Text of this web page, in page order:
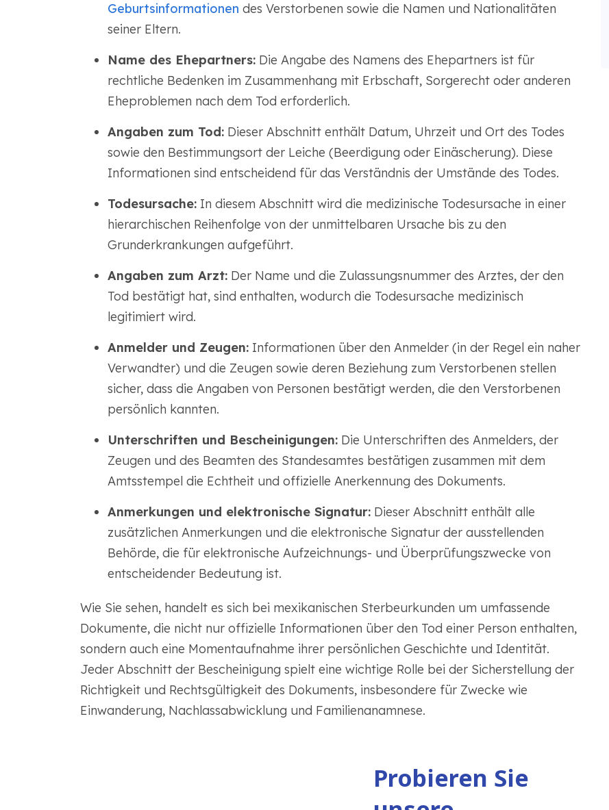
Geburtsinformationen des Verstorbenen sowie die Namen und Nationalitäten
seiner Eltern.
Name des Ehepartners:Die Angabe des Namens des Ehepartners ist für
rechtliche Bedenken im Zusammenhang mit Erbschaft, Sorgerecht oder anderen
Eheproblemen nach dem Tod erforderlich.
Angaben zum Tod:Dieser Abschnitt enthält Datum, Uhrzeit und Ort des Todes
sowie den Bestimmungsort der Leiche (Beerdigung oder Einäscherung). Diese
Informationen sind entscheidend für das Verständnis der Umstände des Todes.
Todesursache:In diesem Abschnitt wird die medizinische Todesursache in einer
hierarchischen Reihenfolge von der unmittelbaren Ursache bis zu den
Grunderkrankungen aufgeführt.
Angaben zum Arzt:Der Name und die Zulassungsnummer des Arztes, der den
Tod bestätigt hat, sind enthalten, wodurch die Todesursache medizinisch
legitimiert wird.
Anmelder und Zeugen:Informationen über den Anmelder (in der Regel ein naher
Verwandter) und die Zeugen sowie deren Beziehung zum Verstorbenen stellen
sicher, dass die Angaben von Personen bestätigt werden, die den Verstorbenen
persönlich kannten.
Unterschriften und Bescheinigungen:Die Unterschriften des Anmelders, der
Zeugen und des Beamten des Standesamtes bestätigen zusammen mit dem
Amtsstempel die Echtheit und offizielle Anerkennung des Dokuments.
Anmerkungen und elektronische Signatur:Dieser Abschnitt enthält alle
zusätzlichen Anmerkungen und die elektronische Signatur der ausstellenden
Behörde, die für elektronische Aufzeichnungs- und Überprüfungszwecke von
entscheidender Bedeutung ist.
Wie Sie sehen, handelt es sich bei mexikanischen Sterbeurkunden um umfassende
Dokumente, die nicht nur offizielle Informationen über den Tod einer Person enthalten,
sondern auch eine Momentaufnahme ihrer persönlichen Geschichte und Identität.
Jeder Abschnitt der Bescheinigung spielt eine wichtige Rolle bei der Sicherstellung der
Richtigkeit und Rechtsgültigkeit des Dokuments, insbesondere für Zwecke wie
Einwanderung, Nachlassabwicklung und Familienanamnese.
Probieren Sie